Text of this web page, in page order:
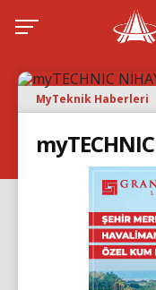
MyTeknik Haberleri